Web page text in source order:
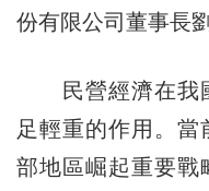
份有限公司董事長
民營經濟在我
足輕重的作用。當
部地區崛起重要戰